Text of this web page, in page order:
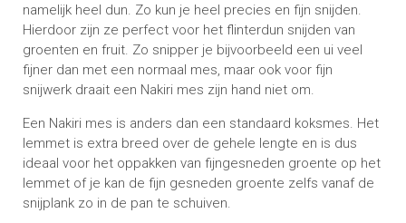
namelijk heel dun. Zo kun je heel precies en fijn snijden.
Hierdoor zijn ze perfect voor het flinterdun snijden van
groenten en fruit. Zo snipper je bijvoorbeeld een ui veel
fijner dan met een normaal mes, maar ook voor fijn
snijwerk draait een Nakiri mes zijn hand niet om.
Een Nakiri mes is anders dan een standaard koksmes. Het
lemmet is extra breed over de gehele lengte en is dus
ideaal voor het oppakken van fijngesneden groente op het
lemmet of je kan de fijn gesneden groente zelfs vanaf de
snijplank zo in de pan te schuiven.